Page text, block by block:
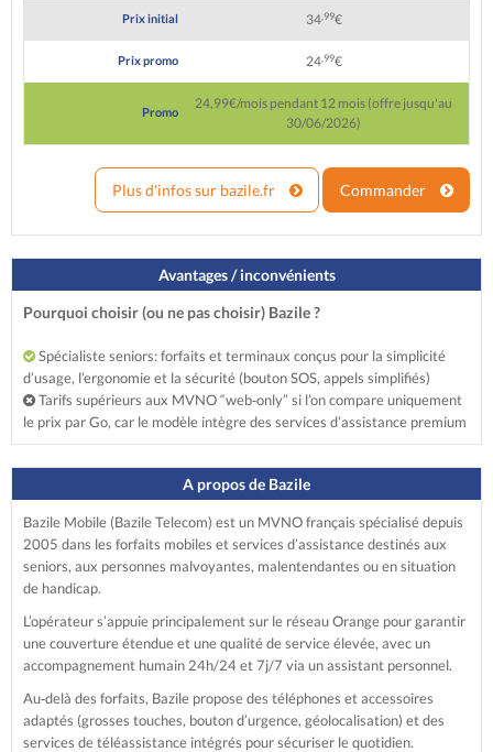
Prix initial 34 ,99€
Prix promo 24 ,99€
Promo
24,99€/mois pendant 12 mois (offre jusqu'au
30/06/2026)
Plus d'infos sur bazile.fr Commander
Avantages / inconvénients
Pourquoi choisir (ou ne pas choisir) Bazile ?
Spécialiste seniors: forfaits et terminaux conçus pour la simplicité
d’usage, l’ergonomie et la sécurité (bouton SOS, appels simplifiés)
Tarifs supérieurs aux MVNO “web‑only” si l’on compare uniquement
le prix par Go, car le modèle intègre des services d’assistance premium
A propos de Bazile
Bazile Mobile (Bazile Telecom) est un MVNO français spécialisé depuis
2005 dans les forfaits mobiles et services d’assistance destinés aux
seniors, aux personnes malvoyantes, malentendantes ou en situation
de handicap.
L’opérateur s’appuie principalement sur le réseau Orange pour garantir
une couverture étendue et une qualité de service élevée, avec un
accompagnement humain 24h/24 et 7j/7 via un assistant personnel.
Au‑delà des forfaits, Bazile propose des téléphones et accessoires
adaptés (grosses touches, bouton d’urgence, géolocalisation) et des
services de téléassistance intégrés pour sécuriser le quotidien.